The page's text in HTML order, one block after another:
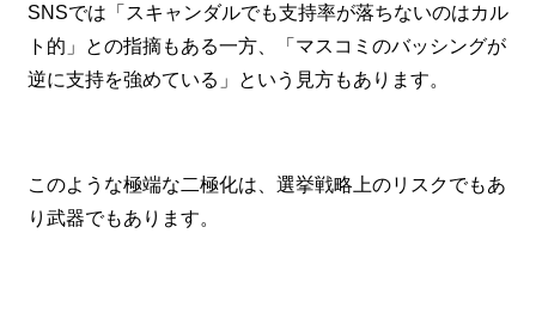
SNSでは「スキャンダルでも支持率が落ちないのはカル
ト的」との指摘もある一方、「マスコミのバッシングが
逆に支持を強めている」という見方もあります。
このような極端な二極化は、選挙戦略上のリスクでもあ
り武器でもあります。